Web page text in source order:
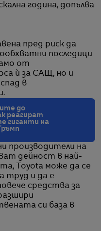
година, допълва
пред риск да
последици
от
ѝ за САЩ, но и
в
до
реагират
гиганти на
производители на
дейност в най-
Toyota може да се
труд и да е
средства за
си база в